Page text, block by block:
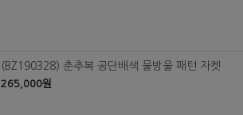
(BZ190328) 춘추복 공단배색 물방울 패턴 자켓
265,000원